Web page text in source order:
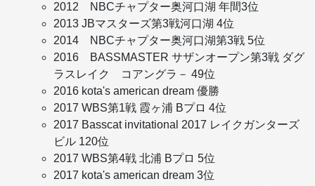
2012 NBCチャプター奥河口湖 年間3位
2013 JBマスターズ第3戦河口湖 4位
2014 NBCチャプター奥河口湖第3戦 5位
2016 BASSMASTER サザンオープン第3戦 ダグ
ラスレイク コアングラ－ 49位
2016 kota's american dream 優勝
2017 WBS第1戦 霞ヶ浦 Bプロ 4位
2017 Basscat invitational 2017 レイクガンターズ
ビル 120位
2017 WBS第4戦 北浦 Bプロ 5位
2017 kota's american dream 3位